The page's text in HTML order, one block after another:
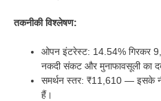
तकनीकी विश्लेषण:
ओपन इंटरेस्ट: 14.54% गिरकर
नकदी संकट और मुनाफावसूली का
समर्थन स्तर: ₹11,610 — इसके
हैं।